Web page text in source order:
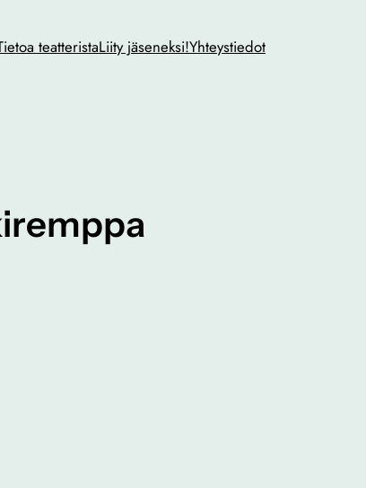
teatteristaLiity jäseneksi!Yhteystiedot